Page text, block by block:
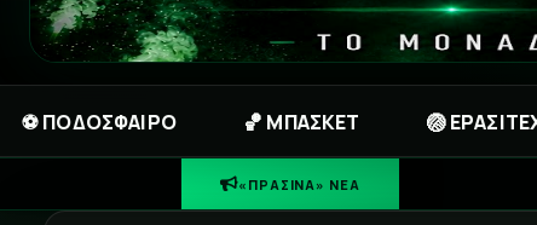
⚽ ΠΟΔΟΣΦΑΙΡΟ 🏀 ΜΠΑΣΚΕΤ 🏐
«ΠΡΑΣΙΝΑ» ΝΕΑ